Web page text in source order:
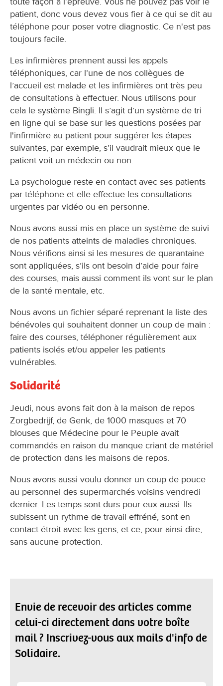
patient, donc vous devez vous fier à ce qui se dit au
téléphone pour poser votre diagnostic. Ce n'est pas
toujours facile.
Les infirmières prennent aussi les appels
téléphoniques, car l’une de nos collègues de
l’accueil est malade et les infirmières ont très peu
de consultations à effectuer. Nous utilisons pour
cela le système Bingli. Il s’agit d’un système de tri
en ligne qui se base sur les questions posées par
l'infirmière au patient pour suggérer les étapes
suivantes, par exemple, s’il vaudrait mieux que le
patient voit un médecin ou non.
La psychologue reste en contact avec ses patients
par téléphone et elle effectue les consultations
urgentes par vidéo ou en personne.
Nous avons aussi mis en place un système de suivi
de nos patients atteints de maladies chroniques.
Nous vérifions ainsi si les mesures de quarantaine
sont appliquées, s’ils ont besoin d’aide pour faire
des courses, mais aussi comment ils vont sur le plan
de la santé mentale, etc.
Nous avons un fichier séparé reprenant la liste des
bénévoles qui souhaitent donner un coup de main :
faire des courses, téléphoner régulièrement aux
patients isolés et/ou appeler les patients
vulnérables.
Solidarité
Jeudi, nous avons fait don à la maison de repos
Zorgbedrijf, de Genk, de 1000 masques et 70
blouses que Médecine pour le Peuple avait
commandés en raison du manque criant de matériel
de protection dans les maisons de repos.
Nous avons aussi voulu donner un coup de pouce
au personnel des supermarchés voisins vendredi
dernier. Les temps sont durs pour eux aussi. Ils
subissent un rythme de travail effréné, sont en
contact étroit avec les gens, et ce, pour ainsi dire,
sans aucune protection.
Envie de recevoir des articles comme
celui-ci directement dans votre boîte
mail ? Inscrivez-vous aux mails d'info de
Solidaire.